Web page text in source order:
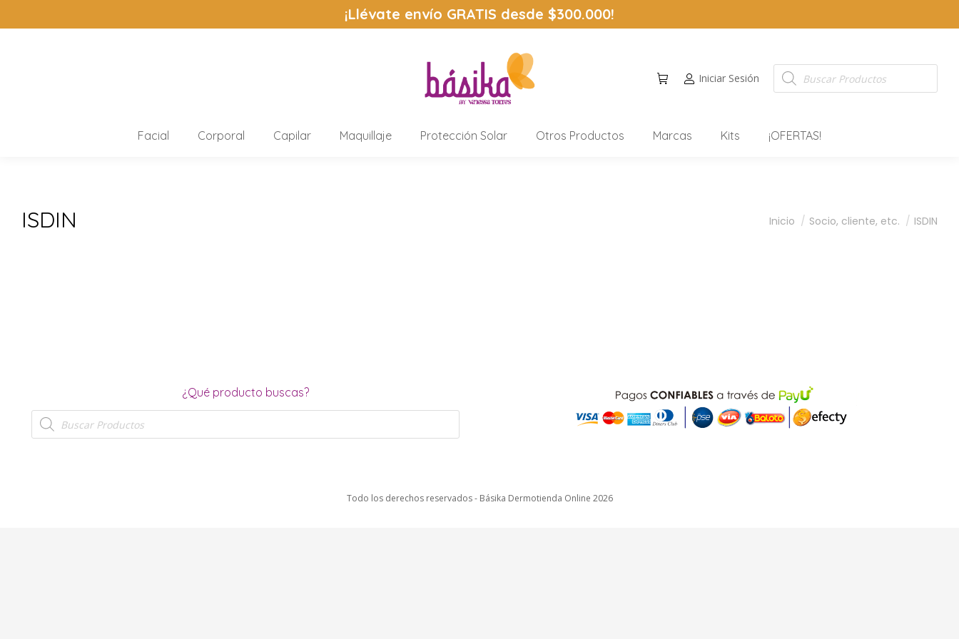
¡Llévate envío GRATIS desde $300.000!
Iniciar Sesión
Facial Corporal Capilar Maquillaje Protección Solar Otros Productos Marcas Kits ¡OFERTAS!
ISDIN Estás aquí:
Inicio Socio, cliente, etc. ISDIN
¿Qué producto buscas?
Búsqueda
de
productos
Todo los derechos reservados - Básika Dermotienda Online 2026